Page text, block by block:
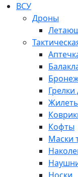
ВСУ
Дроны
Грелки
Кофты
Маски